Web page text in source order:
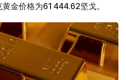
金价格为61 444.62坚戈。